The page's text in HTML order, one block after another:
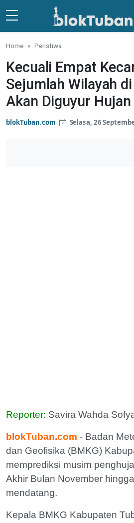
Skip to main content
Home Peristiwa
Kecuali Empat
Sejumlah Wilayah
Akan Diguyur Hujan
blokTuban.com Selasa, 26
Reporter: Savira Wahda
blokTuban.com - Badan
dan Geofisika (BMKG)
memprediksi musim
Akhir Bulan November
mendatang.
Kepala BMKG Kabupaten